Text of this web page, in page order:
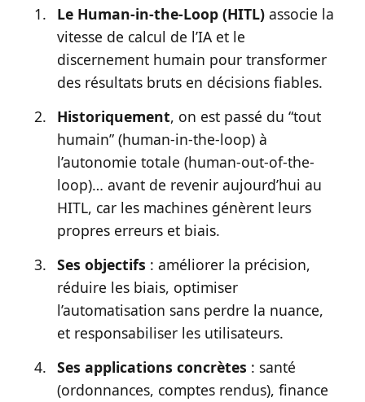
Le Human-in-the-Loop (HITL) associe la
vitesse de calcul de l’IA et le
discernement humain pour transformer
des résultats bruts en décisions fiables.
Historiquement, on est passé du “tout
humain” (human-in-the-loop) à
l’autonomie totale (human-out-of-the-
loop)… avant de revenir aujourd’hui au
HITL, car les machines génèrent leurs
propres erreurs et biais.
Ses objectifs : améliorer la précision,
réduire les biais, optimiser
l’automatisation sans perdre la nuance,
et responsabiliser les utilisateurs.
Ses applications concrètes : santé
(ordonnances, comptes rendus), finance